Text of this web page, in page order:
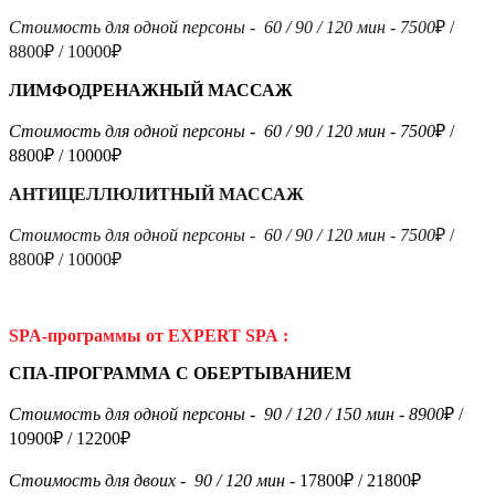
Стоимость для одной персоны - 60 / 90 / 120 мин - 7500₽ /
8800₽ / 10000₽
ЛИМФОДРЕНАЖНЫЙ МАССАЖ
Стоимость для одной персоны - 60 / 90 / 120 мин - 7500₽ /
8800₽ / 10000₽
АНТИЦЕЛЛЮЛИТНЫЙ МАССАЖ
Стоимость для одной персоны - 60 / 90 / 120 мин - 7500₽ /
8800₽ / 10000₽
SPA-программы от EXPERT SPA :
СПА-ПРОГРАММА С ОБЕРТЫВАНИЕМ
Стоимость для одной персоны - 90 / 120 / 150 мин - 8900₽ /
10900₽ / 12200₽
Стоимость для двоих - 90 / 120 мин - 17800₽ / 21800₽